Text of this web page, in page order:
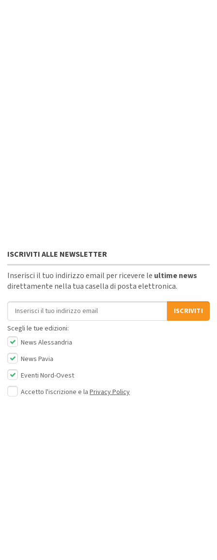
ISCRIVITI ALLE NEWSLETTER
Inserisci il tuo indirizzo email per ricevere le ultime news
direttamente nella tua casella di posta elettronica.
Indirizzo email
ISCRIVITI
Scegli le tue edizioni:
News Alessandria
News Pavia
Eventi Nord-Ovest
Accetto l'iscrizione e la Privacy Policy